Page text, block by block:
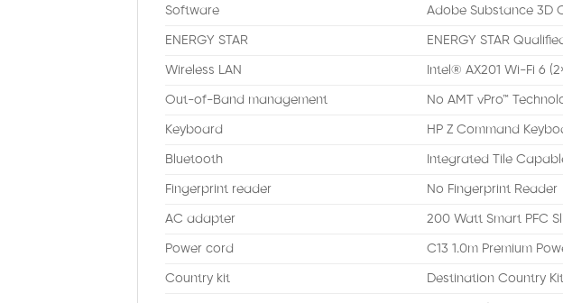
Software Adobe Substance 3D
ENERGY STAR ENERGY STAR
Wireless LAN Intel® AX201 Wi-Fi 6
Out-of-Band management No AMT vPro™
Keyboard HP Z Command
Bluetooth Integrated Tile
Fingerprint reader No Fingerprint Reader
AC adapter 200 Watt Smart PFC
Power cord C13 1.0m Premium
Country kit Destination Country